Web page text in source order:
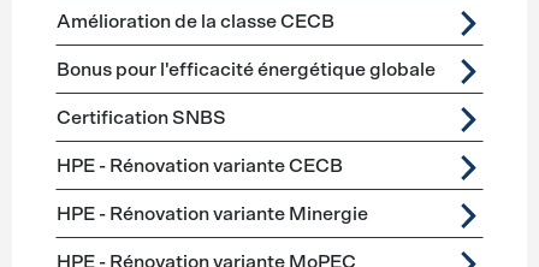
Förderprogramme Gebäudehülle Sanierung
Amélioration de la classe CECB
Bonus pour l'efficacité énergétique globale
Certification SNBS
HPE - Rénovation variante CECB
HPE - Rénovation variante Minergie
HPE - Rénovation variante MoPEC